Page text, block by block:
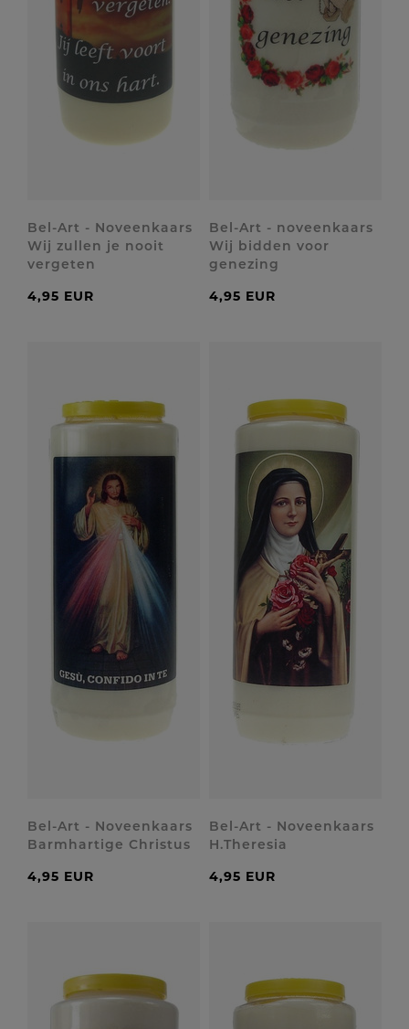
Bel-Art - Noveenkaars
Wij zullen je nooit
vergeten
4,95 EUR
Bel-Art - noveenkaars
Wij bidden voor
genezing
4,95 EUR
Bel-Art - Noveenkaars
Barmhartige Christus
4,95 EUR
Bel-Art - Noveenkaars
H.Theresia
4,95 EUR